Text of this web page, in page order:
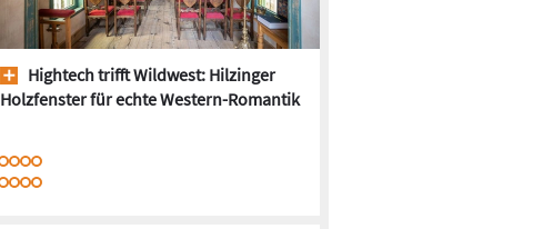
Hightech trifft Wildwest: Hilzinger
Holzfenster für echte Western-Romantik